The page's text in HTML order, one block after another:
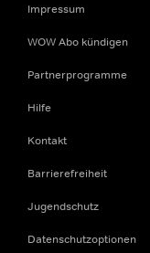
Impressum
WOW Abo kündigen
Partnerprogramme
Hilfe
Kontakt
Barrierefreiheit
Jugendschutz
Datenschutzoptionen